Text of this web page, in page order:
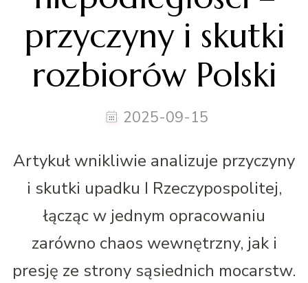
przyczyny i skutki
rozbiorów Polski
2025-09-15
Artykuł wnikliwie analizuje przyczyny
i skutki upadku I Rzeczypospolitej,
łącząc w jednym opracowaniu
zarówno chaos wewnętrzny, jak i
presję ze strony sąsiednich mocarstw.